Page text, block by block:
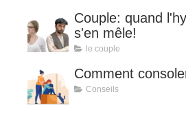
Couple: quand
s'en mêle!
le couple
Comment
Conseils